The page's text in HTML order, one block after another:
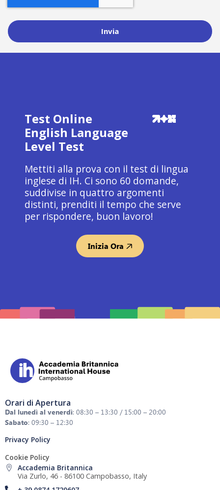
Invia
Test Online
English Language
Level Test
Mettiti alla prova con il test di lingua
inglese di IH. Ci sono 60 domande,
suddivise in quattro argomenti
distinti, prenditi il tempo che serve
per rispondere, buon lavoro!
Inizia Ora
Orari di Apertura
Dal lunedì al venerdì: 08:30 – 13:30 / 15:00 – 20:00
Sabato: 09:30 – 12:30
Privacy Policy
Cookie Policy
Accademia Britannica
Via Zurlo, 46 - 86100 Campobasso, Italy